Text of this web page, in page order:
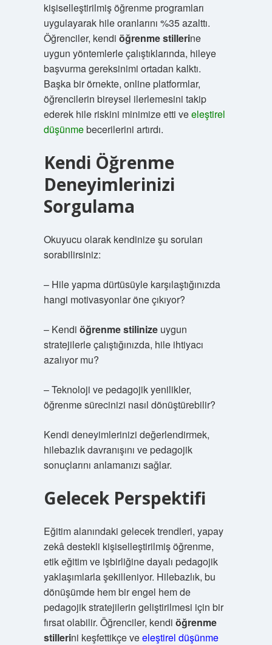
kişiselleştirilmiş öğrenme programları
uygulayarak hile oranlarını %35 azalttı.
Öğrenciler, kendi öğrenme stillerine
uygun yöntemlerle çalıştıklarında, hileye
başvurma gereksinimi ortadan kalktı.
Başka bir örnekte, online platformlar,
öğrencilerin bireysel ilerlemesini takip
ederek hile riskini minimize etti veeleştirel
düşünmebecerilerini artırdı.
Kendi Öğrenme
Deneyimlerinizi
Sorgulama
Okuyucu olarak kendinize şu soruları
sorabilirsiniz:
– Hile yapma dürtüsüyle karşılaştığınızda
hangi motivasyonlar öne çıkıyor?
– Kendi öğrenme stilinizeuygun
stratejilerle çalıştığınızda, hile ihtiyacı
azalıyor mu?
– Teknoloji ve pedagojik yenilikler,
öğrenme sürecinizi nasıl dönüştürebilir?
Kendi deneyimlerinizi değerlendirmek,
hilebazlık davranışını ve pedagojik
sonuçlarını anlamanızı sağlar.
Gelecek Perspektifi
Eğitim alanındaki gelecek trendleri, yapay
zekâ destekli kişiselleştirilmiş öğrenme,
etik eğitim ve işbirliğine dayalı pedagojik
yaklaşımlarla şekilleniyor. Hilebazlık, bu
dönüşümde hem bir engel hem de
pedagojik stratejilerin geliştirilmesi için bir
fırsat olabilir. Öğrenciler, kendi öğrenme
stillerini keşfettikçe veeleştirel düşünme